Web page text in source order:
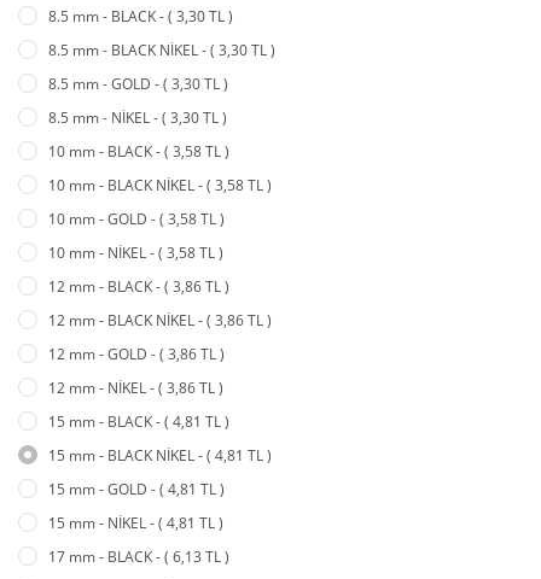
8.5 mm - BLACK - ( 3,30 TL )
8.5 mm - BLACK NİKEL - ( 3,30 TL )
8.5 mm - GOLD - ( 3,30 TL )
8.5 mm - NİKEL - ( 3,30 TL )
10 mm - BLACK - ( 3,58 TL )
10 mm - BLACK NİKEL - ( 3,58 TL )
10 mm - GOLD - ( 3,58 TL )
10 mm - NİKEL - ( 3,58 TL )
12 mm - BLACK - ( 3,86 TL )
12 mm - BLACK NİKEL - ( 3,86 TL )
12 mm - GOLD - ( 3,86 TL )
12 mm - NİKEL - ( 3,86 TL )
15 mm - BLACK - ( 4,81 TL )
15 mm - BLACK NİKEL - ( 4,81 TL )
15 mm - GOLD - ( 4,81 TL )
15 mm - NİKEL - ( 4,81 TL )
17 mm - BLACK - ( 6,13 TL )